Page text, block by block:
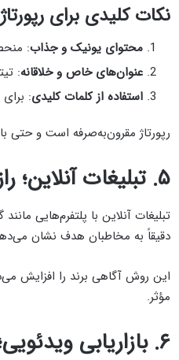
نکات کلیدی برای
محتوای یونیک و جذاب:
عنوان‌های خاص و خلاقانه:
استفاده از کلمات کلیدی:
رپورتاژ مقرون‌به‌صرفه است و حتی
۵. تبلیغات آنلاین؛ راز افزایش رونق کسب‌وکار اینترنتی
تبلیغات آنلاین با پلتفرم‌هایی
دقیقاً به مخاطبان هدف نشان
این روش آگاهی برند را افزایش
مؤثر.
۶. بازاریابی ویدئویی؛ با استفاده از پلتفرم رایگان آپارات